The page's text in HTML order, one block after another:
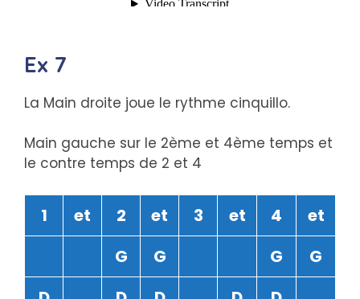
Ex 7
La Main droite joue le rythme cinquillo.
Main gauche sur le 2ème et 4ème temps et
le contre temps de 2 et 4
1 et 2 et 3 et 4
et
G
G G
G